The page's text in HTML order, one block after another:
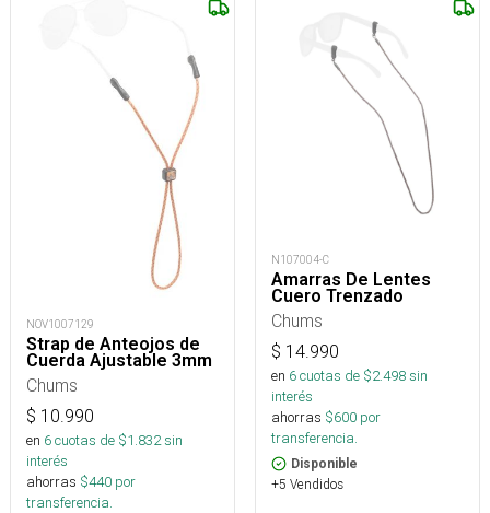
NOV1007129
Strap de Anteojos de
Cuerda Ajustable 3mm
Chums
$ 10.990
en 6cuotas de $1.832sin
interés
ahorras $440 por
transferencia.
N107004-C
Amarras De Lentes
Cuero Trenzado
Chums
$ 14.990
en 6cuotas de $2.498sin
interés
ahorras $600 por
transferencia.
Disponible
+5 Vendidos